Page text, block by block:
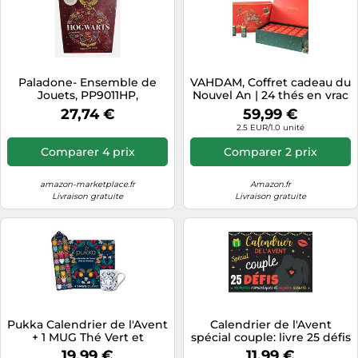
Paladone- Ensemble de
Jouets, PP9011HP,
Multicolore
27,74 €
Comparer 4 prix
amazon-marketplace.fr
Livraison gratuite
VAHDAM, Coffret cadeau du
Nouvel An | 24 thés en vrac
dans un coffret cadeau de
luxe - 500g | Cadeaux du
Nouvel An pour femmes et
hommes | Cadeau pour
amateurs de thé
59,99 €
2.5 EUR/1.0 unité
Comparer 2 prix
Amazon.fr
Livraison gratuite
Pukka Calendrier de l'Avent
+ 1 MUG Thé Vert et
Infusions, Idée cadeau pour
Calendrier de l'Avent
spécial couple: livre 25 défis
romantiques et coquins |